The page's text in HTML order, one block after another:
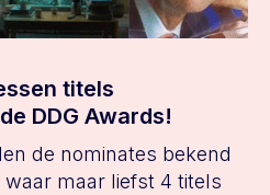
titels
DDG Awards!
de nominates bekend
maar liefst 4 titels